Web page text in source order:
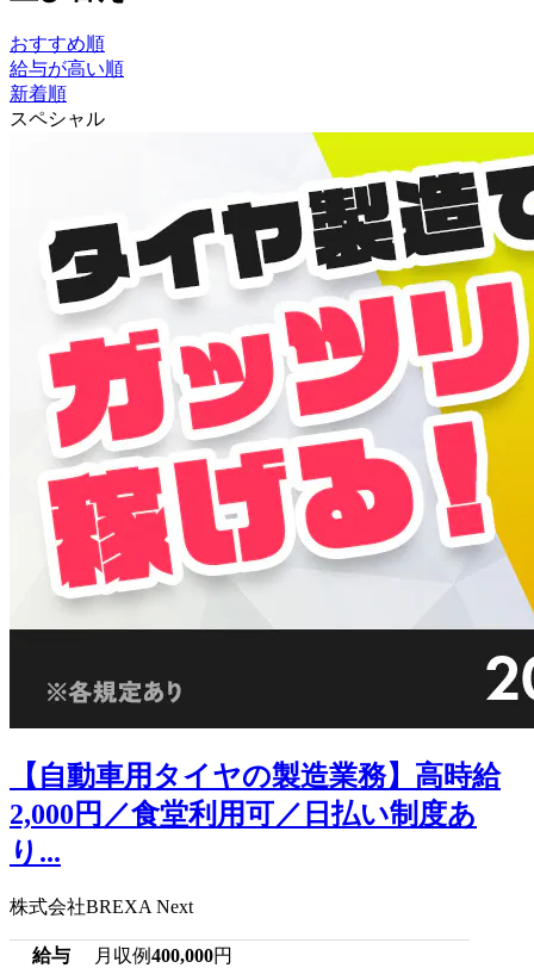
おすすめ順
給与が高い順
新着順
スペシャル
【自動車用タイヤの製造業務】高時給
2,000円／食堂利用可／日払い制度あ
り...
株式会社BREXA Next
給与 月収例400,000円